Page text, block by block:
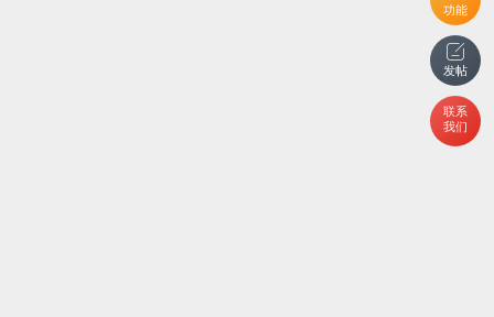
功能
发帖
联系
我们